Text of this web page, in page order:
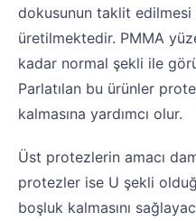
dokusunun taklit edilmesi
üretilmektedir. PMMA
kadar normal şekli ile
Parlatılan bu ürünler
kalmasına yardımcı olur.
Üst protezlerin amacı
protezler ise U şekli
boşluk kalmasını